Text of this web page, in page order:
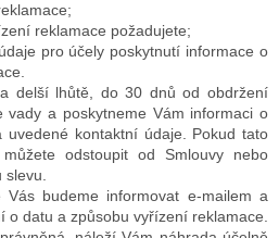
reklamace požadujete;
pro účely poskytnutí informace o
delší lhůtě, do 30 dnů od obdržení
vady a poskytneme Vám informaci o
uvedené kontaktní údaje. Pokud tato
odstoupit od Smlouvy nebo
budeme informovat e-mailem a
o datu a způsobu vyřízení reklamace.